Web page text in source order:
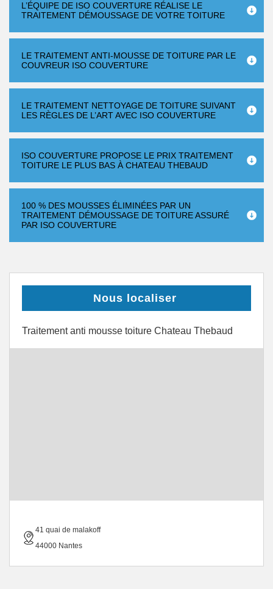
L’ÉQUIPE DE ISO COUVERTURE RÉALISE LE
TRAITEMENT DÉMOUSSAGE DE VOTRE TOITURE
LE TRAITEMENT ANTI-MOUSSE DE TOITURE PAR LE
COUVREUR ISO COUVERTURE
LE TRAITEMENT NETTOYAGE DE TOITURE SUIVANT
LES RÈGLES DE L’ART AVEC ISO COUVERTURE
ISO COUVERTURE PROPOSE LE PRIX TRAITEMENT
TOITURE LE PLUS BAS À CHATEAU THEBAUD
100 % DES MOUSSES ÉLIMINÉES PAR UN
TRAITEMENT DÉMOUSSAGE DE TOITURE ASSURÉ
PAR ISO COUVERTURE
Nous localiser
Traitement anti mousse toiture Chateau Thebaud
41 quai de malakoff
44000 Nantes